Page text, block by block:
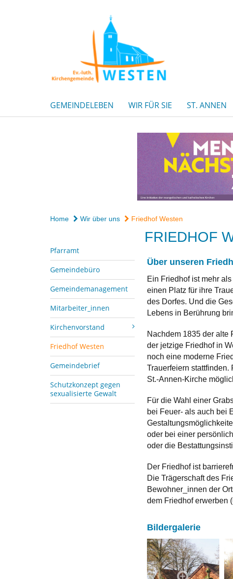
GEMEINDELEBEN WIR FÜR SIE ST. ANNEN
Home Wir über uns Friedhof Westen
Pfarramt
Gemeindebüro
Gemeindemanagement
Mitarbeiter_innen
Kirchenvorstand
Friedhof Westen
Gemeindebrief
Schutzkonzept gegen
sexualisierte Gewalt
FRIEDHOF
Über unseren
Ein Friedhof ist mehr
einen Platz für ihre
des Dorfes. Und die
Lebens in Berührung
Nachdem 1835 der alte
der jetzige Friedhof in
noch eine moderne
Trauerfeiern stattfinden.
St.-Annen-Kirche
Für die Wahl einer
bei Feuer- als auch bei
oder bei einer
oder die
Der Friedhof ist
Die Trägerschaft des
Bewohner_innen der
dem Friedhof erwerben
Bildergalerie